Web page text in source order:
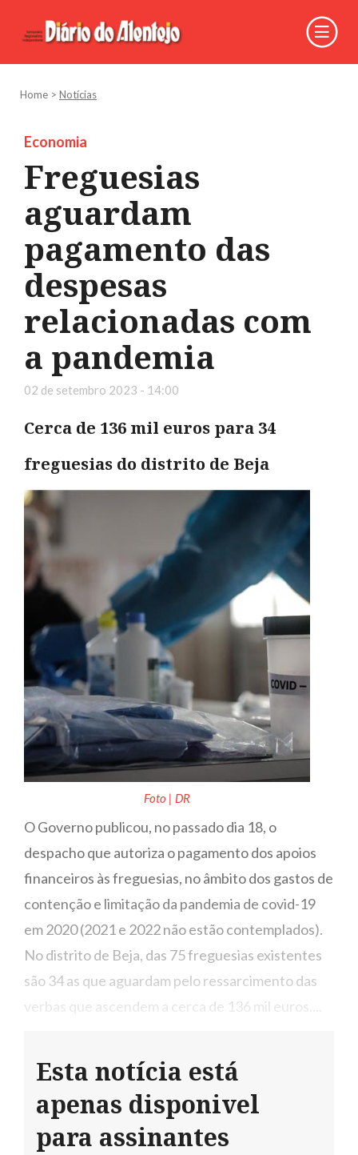
Home > Notícias
Economia
Freguesias
aguardam
pagamento das
despesas
relacionadas com
a pandemia
02 de setembro 2023 - 14:00
Cerca de 136 mil euros para 34
freguesias do distrito de Beja
Foto | DR
O Governo publicou, no passado dia 18, o
despacho que autoriza o pagamento dos apoios
financeiros às freguesias, no âmbito dos gastos de
contenção e limitação da pandemia de covid-19
em 2020 (2021 e 2022 não estão contemplados).
No distrito de Beja, das 75 freguesias existentes
são 34 as que aguardam pelo ressarcimento das
verbas que ascendem a cerca de 136 mil euros....
Esta notícia está
apenas disponivel
para assinantes